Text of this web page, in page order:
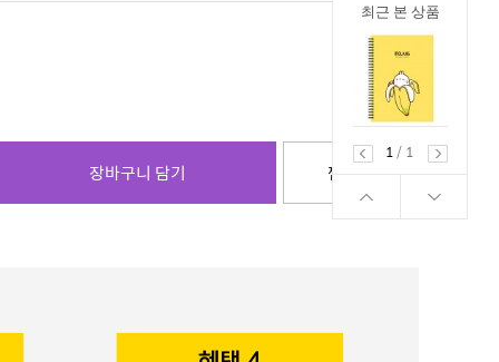
최근 본 상품
1
/ 1
장바구니 담기 찜하기